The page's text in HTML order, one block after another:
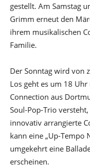
gestellt. Am Samstag
Grimm erneut den
ihrem musikalischen
Familie.
Der Sonntag wird von
Los geht es um 18
Connection aus
Soul-Pop-Trio
innovativ arrangierte
kann eine „Up-Tempo
umgekehrt eine
erscheinen.